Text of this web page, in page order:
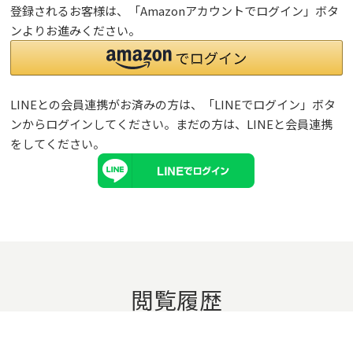
登録されるお客様は、「Amazonアカウントでログイン」ボタ
ンよりお進みください。
LINEとの会員連携がお済みの方は、「LINEでログイン」ボタ
ンからログインしてください。まだの方は、 LINEと会員連携
をしてください。
閲覧履歴